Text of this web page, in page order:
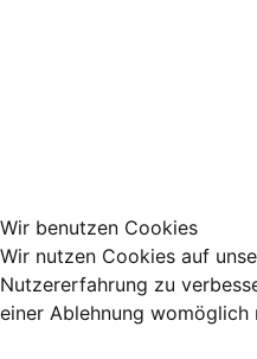
Wir benutzen Cookies
Wir nutzen Cookies auf
Nutzererfahrung zu
einer Ablehnung